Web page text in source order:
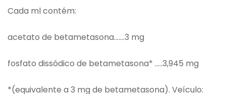
Cada ml contém:
acetato de betametasona…….3 mg
fosfato dissódico de betametasona* …..3,945 mg
*(equivalente a 3 mg de betametasona). Veículo: